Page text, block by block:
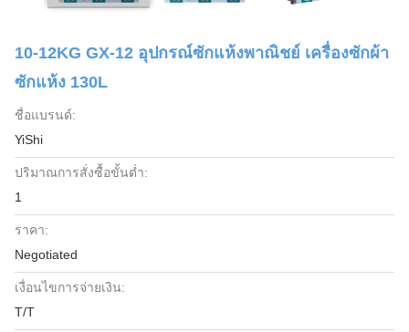
10-12KG GX-12 อุปกรณ์ซักแห้งพาณิชย์ เครื่องซักผ้า
ซักแห้ง 130L
ชื่อแบรนด์:
YiShi
ปริมาณการสั่งซื้อขั้นต่ำ:
1
ราคา:
Negotiated
เงื่อนไขการจ่ายเงิน:
T/T